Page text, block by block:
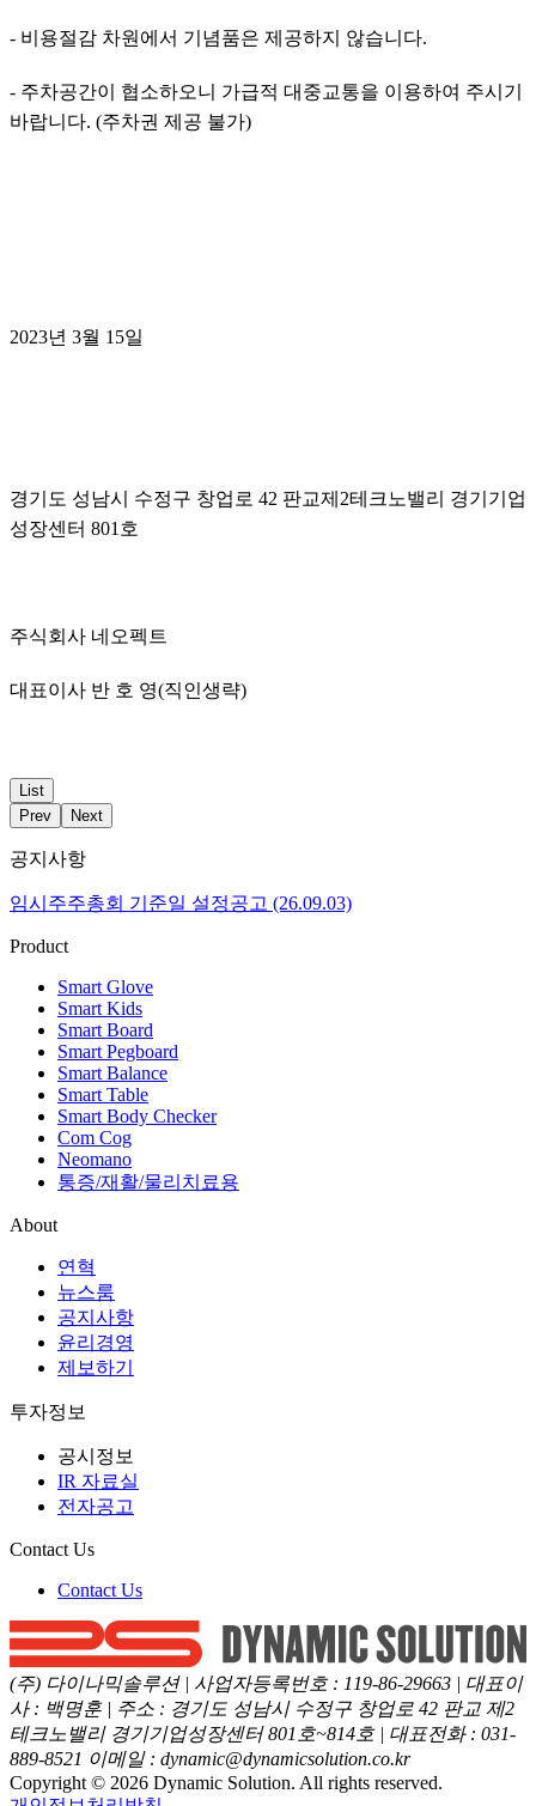
- 비용절감 차원에서 기념품은 제공하지 않습니다.
- 주차공간이 협소하오니 가급적 대중교통을 이용하여 주시기
바랍니다. (주차권 제공 불가)
2023년 3월 15일
경기도 성남시 수정구 창업로 42 판교제2테크노밸리 경기기업
성장센터 801호
주식회사 네오펙트
대표이사 반 호 영(직인생략)
List
Prev
Next
공지사항
임시주주총회 기준일 설정공고 (26.09.03)
Product
Smart Glove
Smart Kids
Smart Board
Smart Pegboard
Smart Balance
Smart Table
Smart Body Checker
Com Cog
Neomano
통증/재활/물리치료용
About
연혁
뉴스룸
공지사항
윤리경영
제보하기
투자정보
공시정보
IR 자료실
전자공고
Contact Us
Contact Us
(주) 다이나믹솔루션| 사업자등록번호: 119-86-29663 | 대표이
사: 백명훈| 주소 : 경기도 성남시 수정구 창업로 42 판교 제2
테크노밸리 경기기업성장센터 801호~814호| 대표전화: 031-
889-8521 이메일: dynamic@dynamicsolution.co.kr
Copyright © 2026 Dynamic Solution. All rights reserved.